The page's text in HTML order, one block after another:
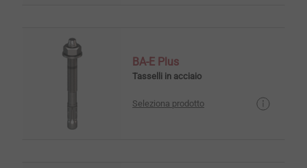
BA-E Plus
Tasselli in acciaio
Seleziona prodotto